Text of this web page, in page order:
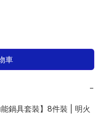
車
−
鍋具套裝】8件裝 | 明火